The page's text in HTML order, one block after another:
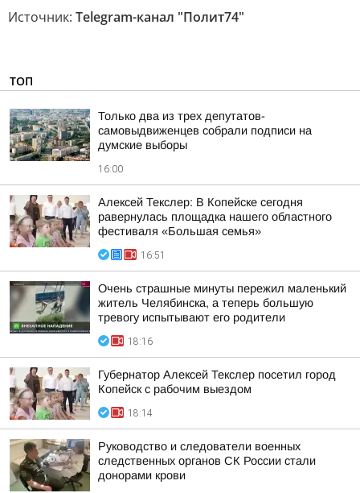
Источник: Telegram-канал "Полит74"
ТОП
Только два из трех депутатов-
самовыдвиженцев собрали подписи на
думские выборы
16:00
Алексей Текслер: В Копейске сегодня
равернулась площадка нашего областного
фестиваля «Большая семья»
16:51
Очень страшные минуты пережил маленький
житель Челябинска, а теперь большую
тревогу испытывают его родители
18:16
Губернатор Алексей Текслер посетил город
Копейск с рабочим выездом
18:14
Руководство и следователи военных
следственных органов СК России стали
донорами крови